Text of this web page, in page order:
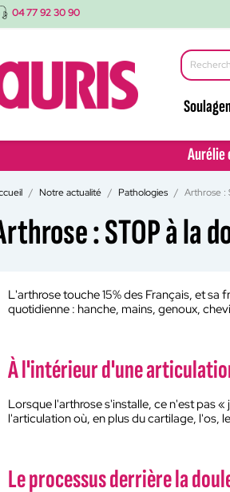
04 77 92 30 90
Aurélie
Aurélie
Notre actualité Pathologies Arthrose :
: STOP à la
L'arthrose touche 15% des Français, et
quotidienne : hanche, mains, genoux,
À l'intérieur d'une
Lorsque l'arthrose s'installe, ce n'est pas
l'articulation où, en plus du cartilage, l'os,
Le processus derrière la